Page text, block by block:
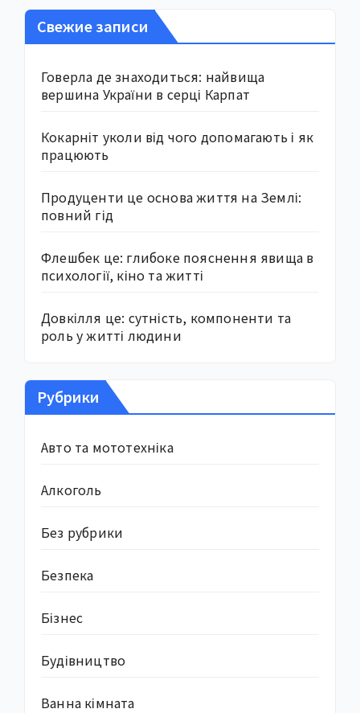
Свежие записи
Говерла де знаходиться: найвища
вершина України в серці Карпат
Кокарніт уколи від чого допомагають і як
працюють
Продуценти це основа життя на Землі:
повний гід
Флешбек це: глибоке пояснення явища в
психології, кіно та житті
Довкілля це: сутність, компоненти та
роль у житті людини
Рубрики
Авто та мототехніка
Алкоголь
Без рубрики
Безпека
Бізнес
Будівництво
Ванна кімната